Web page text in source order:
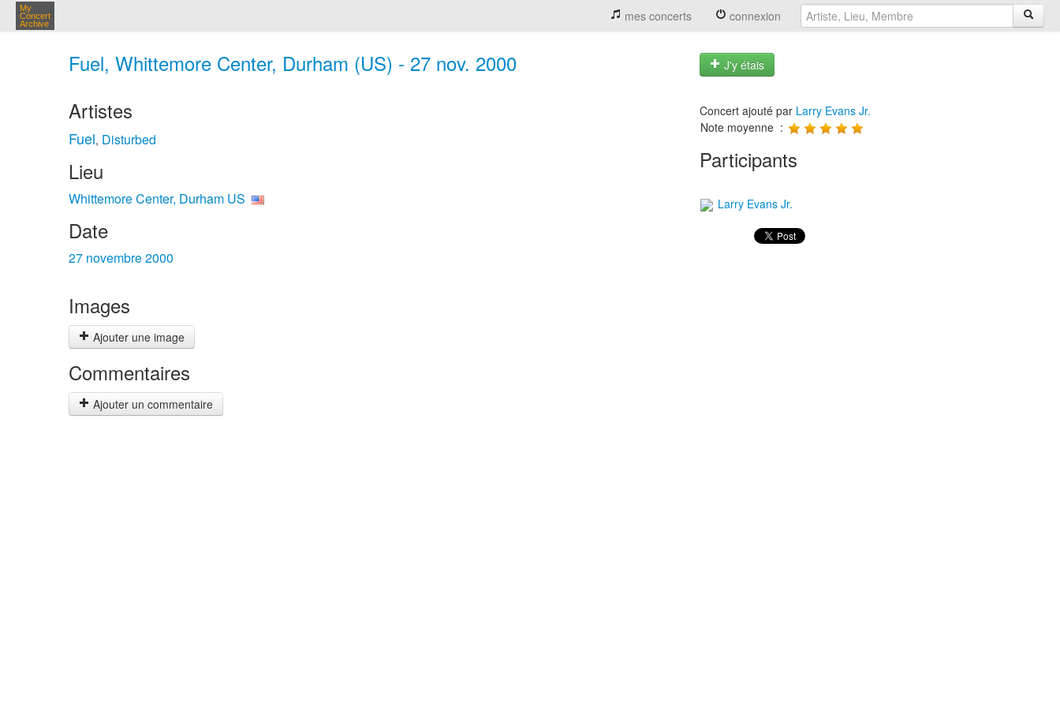
My
Concert
Archive
mes concerts connexion
Fuel, Whittemore Center, Durham (US) - 27 nov. 2000 J'y étais
Artistes
Fuel, Disturbed
Lieu
Whittemore Center, Durham US
Date
27 novembre 2000
Images
Ajouter une image
Commentaires
Ajouter un commentaire
Concert ajouté par Larry Evans Jr.
Note moyenne :
Participants
Larry Evans Jr.